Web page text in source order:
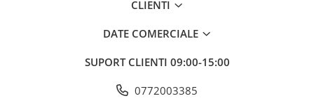
CLIENTI
DATE COMERCIALE
SUPORT CLIENTI 09:00-15:00
0772003385